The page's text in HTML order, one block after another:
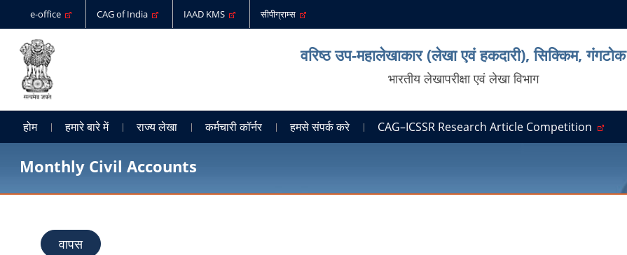
e-office CAG of India IAAD KMS सीपीग्राम्स
वरिष्ठ उप-महालेखाकार (लेखा एवं हकदारी), सिक्किम, गंगटोक
भारतीय लेखापरीक्षा एवं लेखा विभाग
होम हमारे बारे में राज्य लेखा कर्मचारी कॉर्नर हमसे संपर्क करे CAG–ICSSR Research Article Competition
Monthly Civil Accounts
वापस